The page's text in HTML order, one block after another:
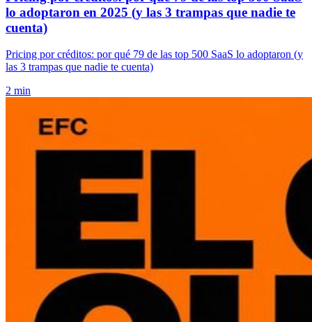
lo adoptaron en 2025 (y las 3 trampas que nadie te
cuenta)
Pricing por créditos: por qué 79 de las top 500 SaaS lo adoptaron (y
las 3 trampas que nadie te cuenta)
2 min